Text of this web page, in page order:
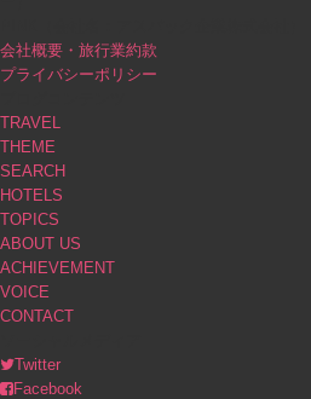
会社概要・旅行業約款
プライバシーポリシー
TRAVEL
THEME
SEARCH
HOTELS
TOPICS
ABOUT US
ACHIEVEMENT
VOICE
CONTACT
Twitter
Facebook